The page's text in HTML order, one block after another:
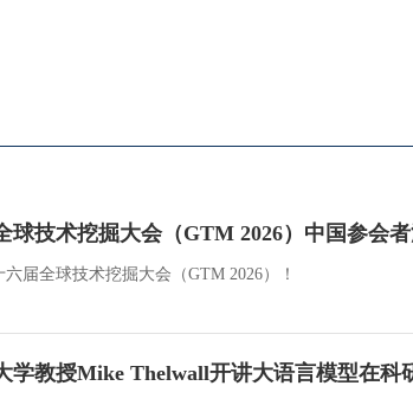
球技术挖掘大会（GTM 2026）中国参会
届全球技术挖掘大会（GTM 2026）！
学教授Mike Thelwall开讲大语言模型在科